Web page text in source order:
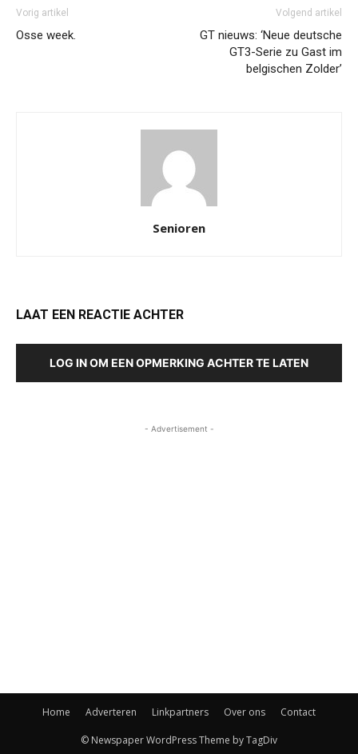
Vorig artikel
Osse week.
Volgend artikel
GT nieuws: ‘Neue deutsche
GT3-Serie zu Gast im
belgischen Zolder’
Senioren
LAAT EEN REACTIE ACHTER
LOG IN OM EEN OPMERKING ACHTER TE LATEN
- Advertisement -
Home Adverteren Linkpartners Over ons Contact
© Newspaper WordPress Theme by TagDiv